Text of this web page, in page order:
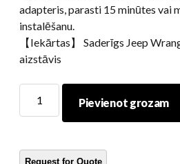
adapteris, parasti 15 minūtes vai
instalēšanu.
【Iekārtas】 Saderīgs Jeep
aizstāvis
apaļais
projektors
Pievienot grozam